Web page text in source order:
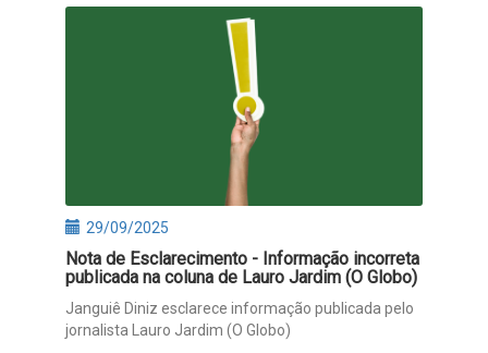
29/09/2025
Nota de Esclarecimento - Informação incorreta
publicada na coluna de Lauro Jardim (O Globo)
Janguiê Diniz esclarece informação publicada pelo
jornalista Lauro Jardim (O Globo)